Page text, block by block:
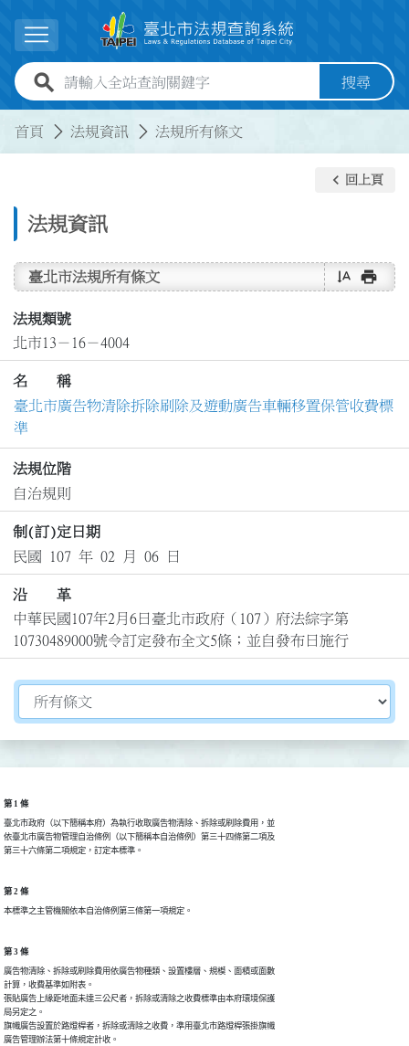
展開選單
全站查詢關鍵字欄位 搜尋
首頁 法規資訊 法規所有條文
法規資訊
keyboard_arrow_left 回上頁
臺北市法規所有條文 text_rotate_vertical print
法規類號
北市13－16－4004
名 稱
臺北市廣告物清除拆除刷除及遊動廣告車輛移置保管收費標
準
法規位階
自治規則
制(訂)定日期
民國 107 年 02 月 06 日
沿 革
中華民國107年2月6日臺北市政府（107）府法綜字第
10730489000號令訂定發布全文5條；並自發布日施行
切換選擇法規資訊內容
第 1 條
臺北市政府（以下簡稱本府）為執行收取廣告物清除、拆除或刷除費用，並
依臺北市廣告物管理自治條例（以下簡稱本自治條例）第三十四條第二項及
第三十六條第二項規定，訂定本標準。
第 2 條
本標準之主管機關依本自治條例第三條第一項規定。
第 3 條
廣告物清除、拆除或刷除費用依廣告物種類、設置樓層、規模、面積或面數
計算，收費基準如附表。
張貼廣告上緣距地面未達三公尺者，拆除或清除之收費標準由本府環境保護
局另定之。
旗幟廣告設置於路燈桿者，拆除或清除之收費，準用臺北市路燈桿張掛旗幟
廣告管理辦法第十條規定計收。